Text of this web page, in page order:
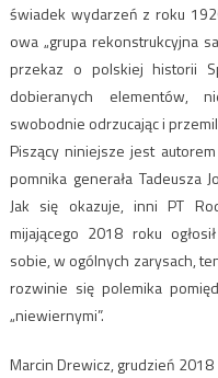
świadek wydarzeń z roku
owa „grupa rekonstrukcyjna
przekaz o polskiej historii
dobieranych elementów,
swobodnie odrzucając i
Piszący niniejsze jest
pomnika generała Tadeusza
Jak się okazuje, inni PT
mijającego 2018 roku
sobie, w ogólnych zarysach,
rozwinie się polemika
„niewiernymi”.
Marcin Drewicz, grudzień 2018